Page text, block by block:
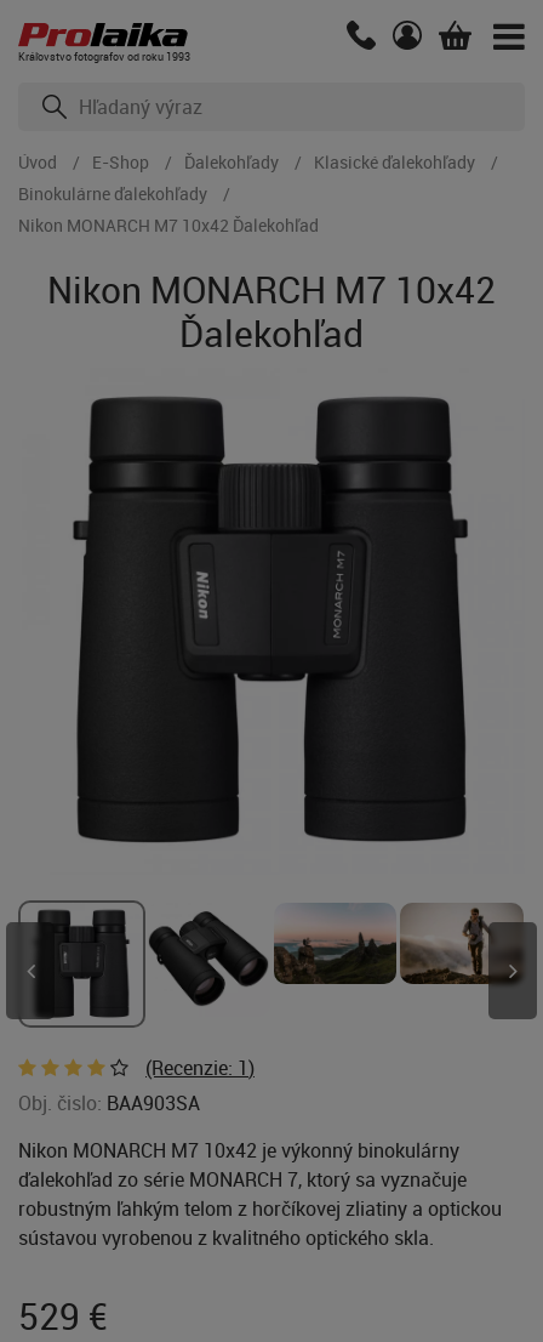
Kráľovstvo fotografov od roku 1993
Úvod E-Shop Ďalekohľady
Klasické ďalekohľady
Binokulárne ďalekohľady
Nikon MONARCH M7 10x42 Ďalekohľad
Nikon MONARCH M7 10x42
Ďalekohľad
(Recenzie: 1)
Obj. čislo: BAA903SA
Nikon MONARCH M7 10x42 je výkonný binokulárny
ďalekohľad zo série MONARCH 7, ktorý sa vyznačuje
robustným ľahkým telom z horčíkovej zliatiny a optickou
sústavou vyrobenou z kvalitného optického skla.
529 €